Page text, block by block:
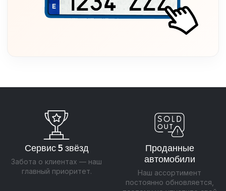
Сервис 5 звёзд
Забота о клиентах — наш
главный приоритет.
Проданные
автомобили
Наш ассортимент
постоянно обновляется,